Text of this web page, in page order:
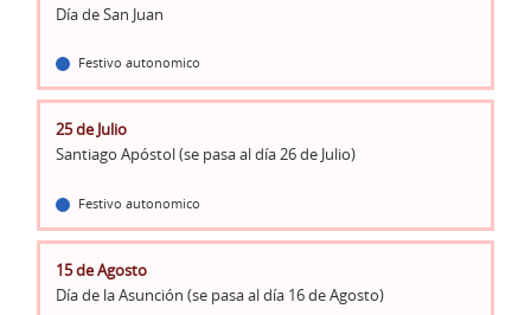
Día de San Juan
Festivo autonomico
25 de Julio
Santiago Apóstol (se pasa al día 26 de Julio)
Festivo autonomico
15 de Agosto
Día de la Asunción (se pasa al día 16 de Agosto)